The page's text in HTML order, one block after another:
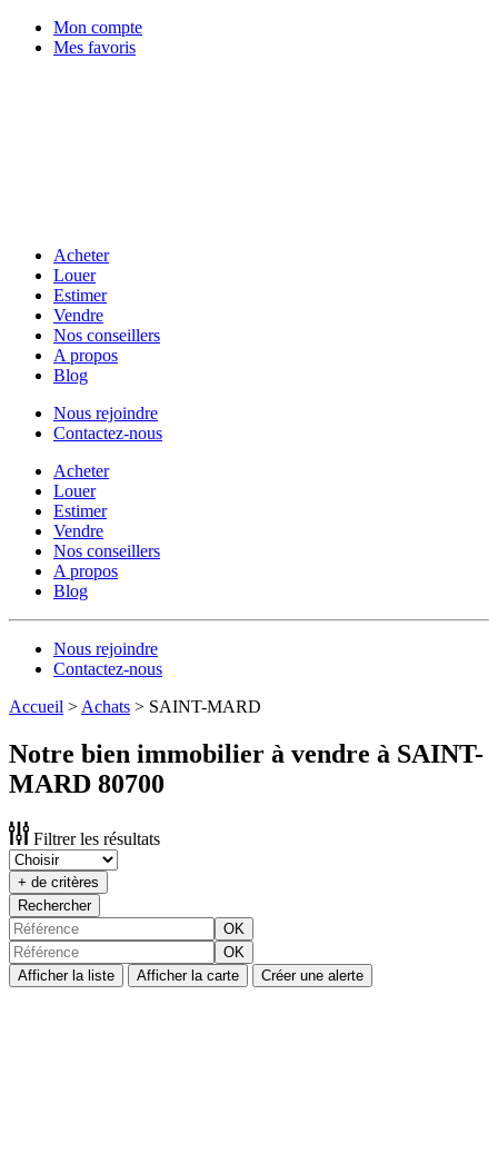
Mon compte
Mes favoris
Acheter
Louer
Estimer
Vendre
Nos conseillers
A propos
Blog
Nous rejoindre
Contactez-nous
Acheter
Louer
Estimer
Vendre
Nos conseillers
A propos
Blog
Nous rejoindre
Contactez-nous
Accueil > Achats > SAINT-MARD
Notre bien immobilier à vendre à SAINT-
MARD 80700
Filtrer les résultats
+ de critères
Rechercher
OK
OK
Afficher la liste
Afficher la carte Créer une alerte